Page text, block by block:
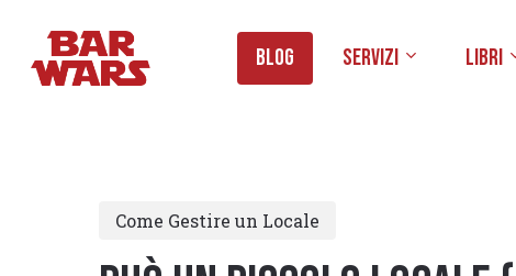
main
Blog Servizi Libri
Come Gestire un Locale